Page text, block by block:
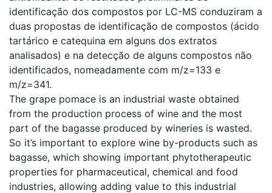
identificação dos compostos por LC-MS conduziram a
duas propostas de identificação de compostos (ácido
tartárico e catequina em alguns dos extratos
analisados) e na detecção de alguns compostos não
identificados, nomeadamente com m/z=133 e
m/z=341.
The grape pomace is an industrial waste obtained
from the production process of wine and the most
part of the bagasse produced by wineries is wasted.
So it’s important to explore wine by-products such as
bagasse, which showing important phytotherapeutic
properties for pharmaceutical, chemical and food
industries, allowing adding value to this industrial